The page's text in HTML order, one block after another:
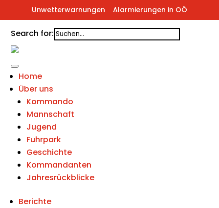
Unwetterwarnungen Alarmierungen in OÖ
Search for:
Home
Über uns
Kommando
Mannschaft
Jugend
Fuhrpark
Geschichte
Kommandanten
Jahresrückblicke
Berichte